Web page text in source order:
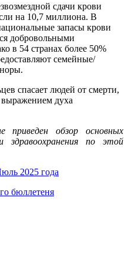
сдачи крови
на 10,7 миллиона. В
запасы крови
добровольными
в 54 странах более 50%
семейные/
спасает людей от смерти,
выражением духа
приведен обзор основных
здравоохранения по этой
2025 года
бюллетеня